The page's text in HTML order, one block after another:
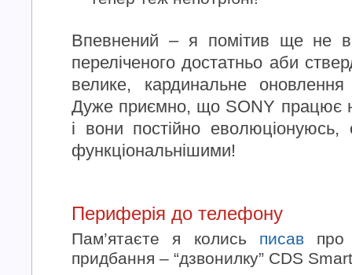
Впевнений – я помітив ще не
переліченого достатньо аби
велике, кардинальне
Дуже приємно, що SONY працює
і вони постійно
функціональнішими!
Периферія до телефону
Пам’ятаєте я колись писавпро
придбання – “дзвонилку” CDS